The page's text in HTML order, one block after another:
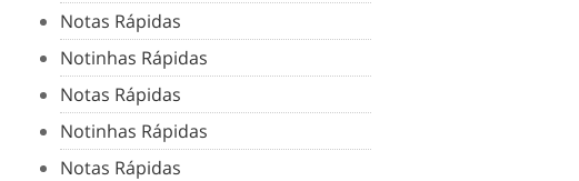
Notas Rápidas
Notinhas Rápidas
Notas Rápidas
Notinhas Rápidas
Notas Rápidas